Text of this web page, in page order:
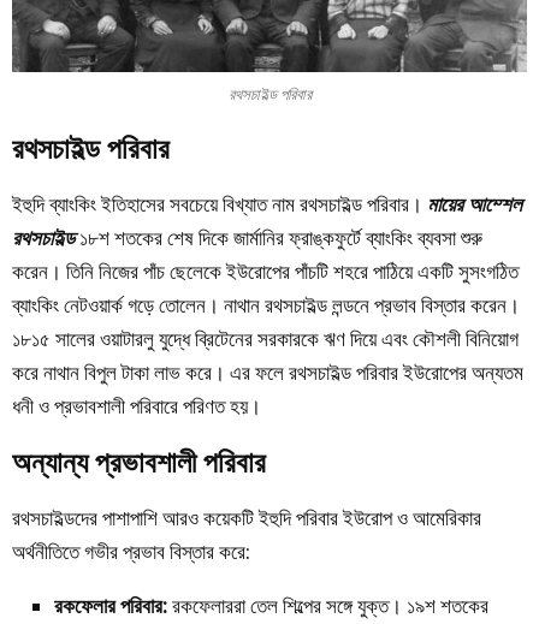
রথসচাইল্ড পরিবার
রথসচাইল্ড পরিবার
ইহুদি ব্যাংকিং ইতিহাসের সবচেয়ে বিখ্যাত নাম রথসচাইল্ড পরিবার। মায়ের আম্শেল
রথসচাইল্ড১৮শ শতকের শেষ দিকে জার্মানির ফ্রাঙ্কফুর্টে ব্যাংকিং ব্যবসা শুরু
করেন। তিনি নিজের পাঁচ ছেলেকে ইউরোপের পাঁচটি শহরে পাঠিয়ে একটি সুসংগঠিত
ব্যাংকিং নেটওয়ার্ক গড়ে তোলেন। নাথান রথসচাইল্ড লন্ডনে প্রভাব বিস্তার করেন।
১৮১৫ সালের ওয়াটারলু যুদ্ধে ব্রিটেনের সরকারকে ঋণ দিয়ে এবং কৌশলী বিনিয়োগ
করে নাথান বিপুল টাকা লাভ করে। এর ফলে রথসচাইল্ড পরিবার ইউরোপের অন্যতম
ধনী ও প্রভাবশালী পরিবারে পরিণত হয়।
অন্যান্য প্রভাবশালী পরিবার
রথসচাইল্ডদের পাশাপাশি আরও কয়েকটি ইহুদি পরিবার ইউরোপ ও আমেরিকার
অর্থনীতিতে গভীর প্রভাব বিস্তার করে:
রকফেলার পরিবার:রকফেলাররা তেল শিল্পের সঙ্গে যুক্ত। ১৯শ শতকের